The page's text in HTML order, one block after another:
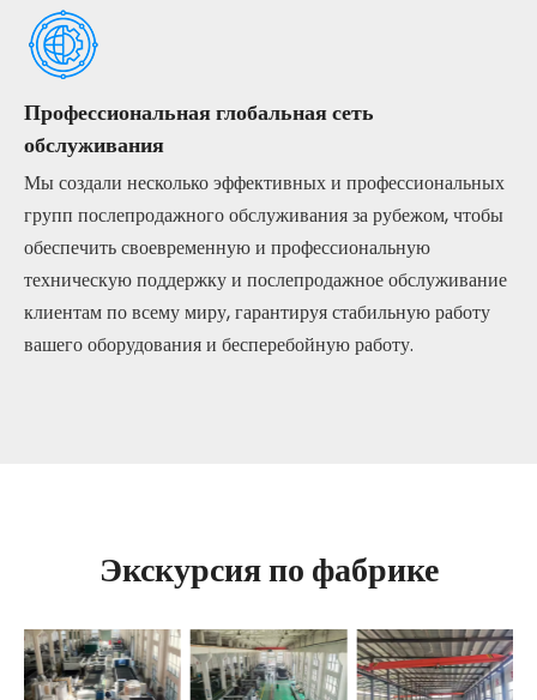
Профессиональная глобальная сеть
обслуживания
Мы создали несколько эффективных и профессиональных
групп послепродажного обслуживания за рубежом, чтобы
обеспечить своевременную и профессиональную
техническую поддержку и послепродажное обслуживание
клиентам по всему миру, гарантируя стабильную работу
вашего оборудования и бесперебойную работу.
Экскурсия по фабрике